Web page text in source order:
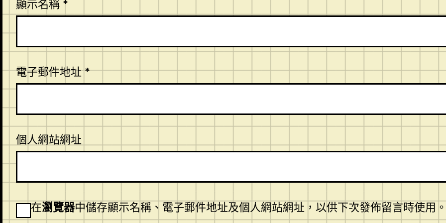
顯示名稱 *
電子郵件地址*
個人網站網址
在瀏覽器中儲存顯示名稱、電子郵件地址及個人網站網址，以供下次發佈留言時使用